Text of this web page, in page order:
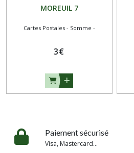
MOREUIL 7
Cartes Postales - Somme -
3€
Paiement sécurisé
Visa, Mastercard...